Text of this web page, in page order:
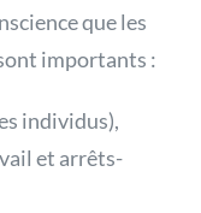
que les
importants :
individus),
et arrêts-